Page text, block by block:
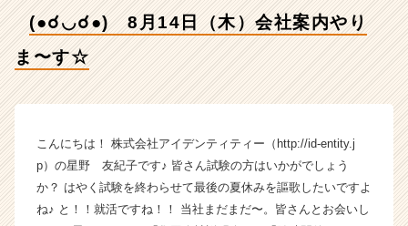
☆
社
イ
デ
ン
ィ
(●☌◡☌●) 8月14日（木）会社案内やり
ま〜す☆
こんにちは！ 株式会社アイデンティティー（http://id-entity.j
p）の星野 友紀子です♪ 皆さん試験の方はいかがでしょう
か？ はやく試験を終わらせて最後の夏休みを謳歌したいですよ
ね♪ と！！就活ですね！！ 当社まだまだ〜。皆さんとお会いし